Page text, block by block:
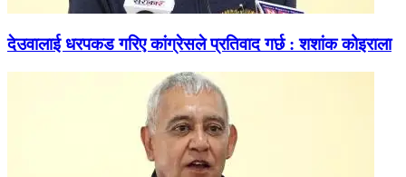
देउवालाई धरपकड गरिए कांग्रेसले प्रतिवाद गर्छ : शशांक कोइराला